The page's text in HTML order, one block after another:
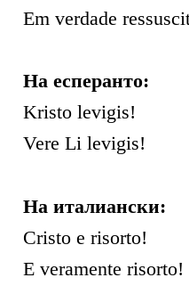
Em verdade
На есперанто:
Kristo levigis!
Vere Li levigis!
На италиански:
Cristo e risorto!
E veramente risorto!